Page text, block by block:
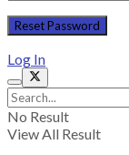
Log In
No Result
View All Result